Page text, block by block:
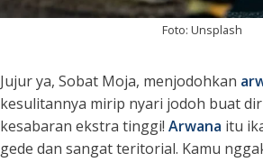
Foto: Unsplash
Jujur ya, Sobat Moja, menjodohkan
kesulitannya mirip nyari jodoh buat
kesabaran ekstra tinggi! Arwana itu
gede dan sangat teritorial. Kamu